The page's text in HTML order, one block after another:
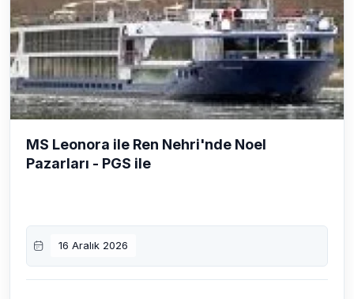
MS Leonora ile Ren Nehri'nde Noel
Pazarları - PGS ile
16 Aralık 2026